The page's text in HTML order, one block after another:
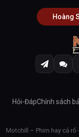
Hoàng
Hỏi-ĐápChính sách
Motchill – Phim hay cả